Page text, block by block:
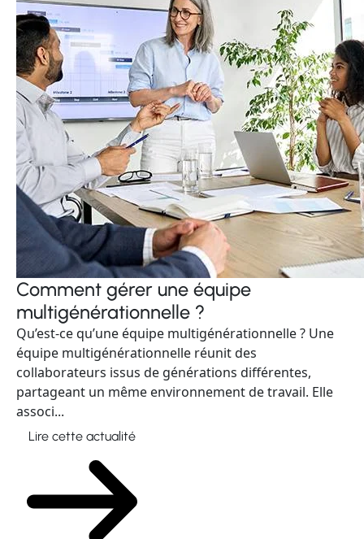
Comment gérer une équipe
multigénérationnelle ?
Qu’est-ce qu’une équipe multigénérationnelle ? Une
équipe multigénérationnelle réunit des
collaborateurs issus de générations différentes,
partageant un même environnement de travail. Elle
associ...
Lire cette actualité